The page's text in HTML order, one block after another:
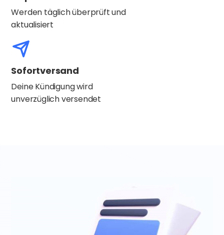
Werden täglich überprüft und
aktualisiert
Sofortversand
Deine Kündigung wird
unverzüglich versendet